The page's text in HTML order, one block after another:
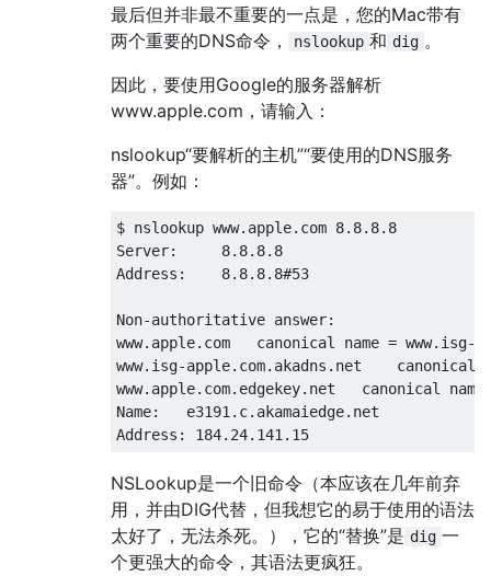
最后但并非最不重要的一点是，您的Mac带有
两个重要的DNS命令，
nslookup 和 dig 。
因此，要使用Google的服务器解析
www.apple.com，请输入：
nslookup“要解析的主机”“要使用的DNS服务
器”。例如：
$ nslookup www.apple.com 8.8.8.8
Server:     8.8.8.8
Address:    8.8.8.8#53
Non-authoritative answer:
www.apple.com   canonical name = www.isg-
www.isg-apple.com.akadns.net    canonical
www.apple.com.edgekey.net   canonical
Name:   e3191.c.akamaiedge.net
NSLookup是一个旧命令（本应该在几年前弃
用，并由DIG代替，但我想它的易于使用的语法
太好了，无法杀死。），它的“替换”是 dig 一
个更强大的命令，其语法更疯狂。